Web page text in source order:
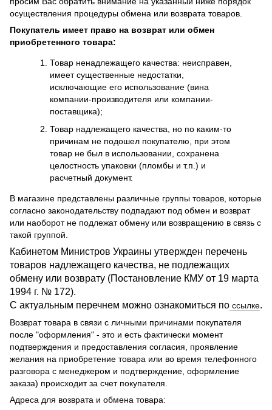
осуществления процедуры обмена или возврата товаров.
Покупатель имеет право на возврат или обмен
приобретенного товара:
Товар ненадлежащего качества: неисправен,
имеет существенные недостатки,
исключающие его использование (вина
компании-производителя или компании-
поставщика);
Товар надлежащего качества, но по каким-то
причинам не подошел покупателю, при этом
товар не был в использовании, сохранена
целостность упаковки (пломбы и т.п.) и
расчетный документ.
В магазине представлены различные группы товаров, которые
согласно законодательству подпадают под обмен и возврат
или наоборот не подлежат обмену или возвращению в связь с
такой группой.
Кабинетом Министров Украины утвержден перечень
товаров надлежащего качества, не подлежащих
обмену или возврату (Постановление КМУ от 19 марта
1994 г. № 172).
С актуальным перечнем можно ознакомиться по ссылке.
Возврат товара в связи с личными причинами покупателя
после "оформления" - это и есть фактически момент
подтверждения и предоставления согласия, проявление
желания на приобретение товара или во время телефонного
разговора с менеджером и подтверждение, оформление
заказа) происходит за счет покупателя.
Адреса для возврата и обмена товара: